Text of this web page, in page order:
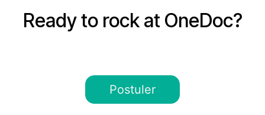
Ready to rock at OneDoc?
Postuler